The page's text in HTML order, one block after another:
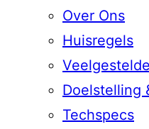
Over Ons
Huisregels
Doelstelling
Techspecs